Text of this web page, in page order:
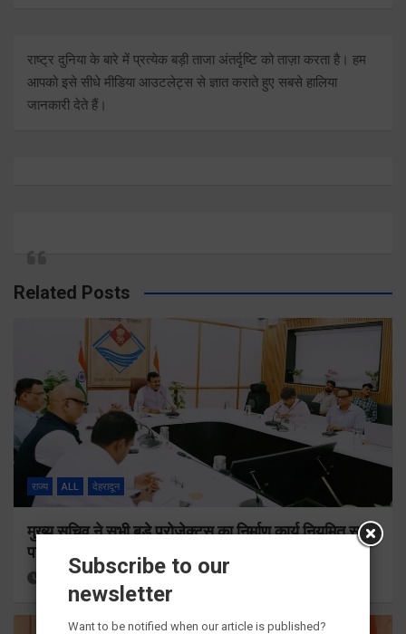
राष्ट्र दुनिया के बारे में प्रत्येक बड़ी ताजा अंतर्दृष्टि को ताज़ा करता है। हम
आपको इसे सीधे मीडिया आउटलेट्स से ज्ञात कराते हुए सबसे हालिया
जानकारी देते हैं।
Related Posts
राज्य ALL देहरादून
मुख्य सचिव ने सभी बड़े प्रोजेक्ट्स का निर्माण कार्य नियमित समय
पर पूर्ण किए जाने के निर्देश दिए
18 hours ago Viri Gairola
Subscribe to our
newsletter
Want to be notified when our article is published?